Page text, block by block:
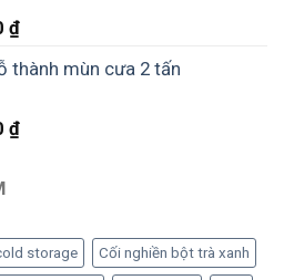
₫Giá
tại
1,000 ₫.
thành mùn cưa 2 tấn
₫Giá
storage Cối nghiền bột trà xanh